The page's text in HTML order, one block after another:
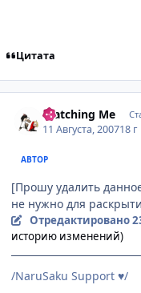
Цитата
Watching Me
11 Августа, 200718 г
АВТОР
[Прошу удалить
не нужно для
Отредактировано
историю изменений)
/NaruSaku Support ♥/